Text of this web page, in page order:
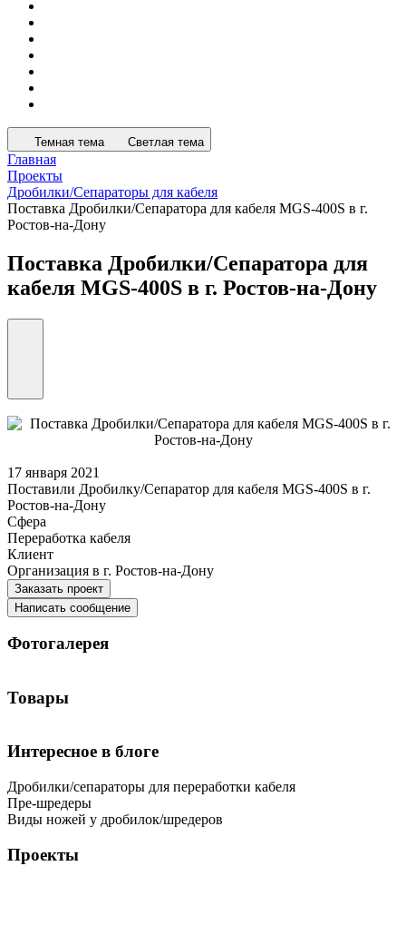
Темная тема Светлая тема
Главная
Проекты
Дробилки/Сепараторы для кабеля
Поставка Дробилки/Сепаратора для кабеля MGS-400S в г.
Ростов-на-Дону
Поставка Дробилки/Сепаратора для
кабеля MGS-400S в г. Ростов-на-Дону
17 января 2021
Поставили Дробилку/Сепаратор для кабеля MGS-400S в г.
Ростов-на-Дону
Сфера
Переработка кабеля
Клиент
Организация в г. Ростов-на-Дону
Заказать проект
Написать сообщение
Фотогалерея
Товары
Интересное в блоге
Дробилки/сепараторы
Дробилки/сепараторы для переработки кабеля
Шредеры
Пре-шредеры
Виды ножей у дробилок/шредеров
Проекты